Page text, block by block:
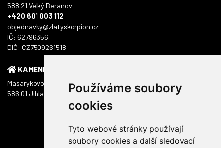
Používáme soubory
cookies
Tyto webové stránky používají
soubory cookies a další sledovací
588 21 Velký Beranov
+420 601 003 112
objednavky@zlatyskorpion.cz
IČ: 62796356
DIČ: CZ7509261518
KAMENNÁ PRODEJNA
Masarykovo náměstí 1217/51
586 01 Jihlava